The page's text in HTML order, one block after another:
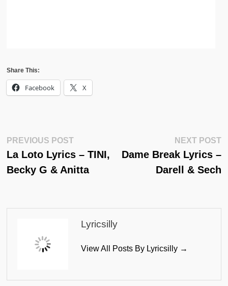
Share This:
Facebook X
Post
Navigation
PREVIOUS POSTPrevious
Post:
La Loto Lyrics – TINI,
Becky G & Anitta
NEXT POST
Dame Break Lyrics –
Darell & Sech
Lyricsilly
View All Posts By Lyricsilly →